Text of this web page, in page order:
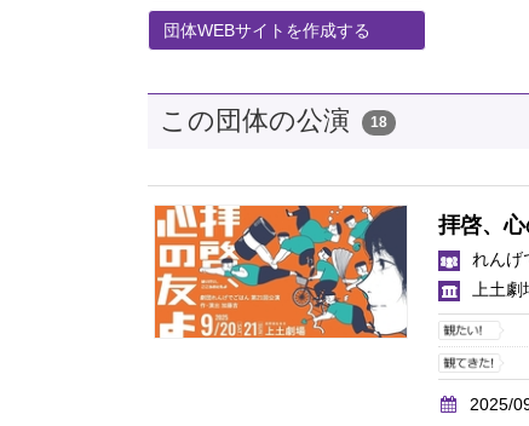
団体WEBサイトを作成する
この団体の公演 18
拝啓、
れんげ
上土
2025/